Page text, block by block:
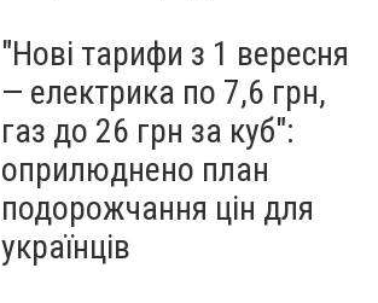
"Нові тарифи з 1 вересня
— електрика по 7,6 грн,
газ до 26 грн за куб":
оприлюднено план
подорожчання цін для
українців